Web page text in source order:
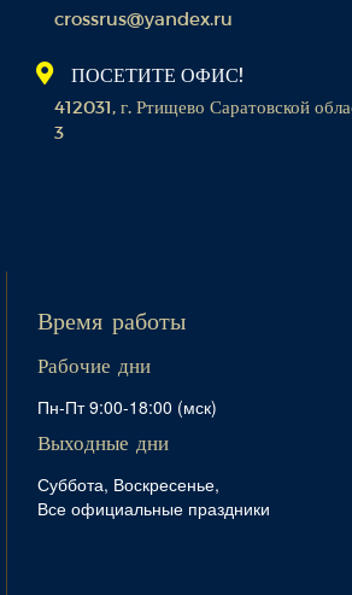
crossrus@yandex.ru
ПОСЕТИТЕ ОФИС!
412031, г. Ртищево Саратовской
3
Время работы
Рабочие дни
Пн-Пт 9:00-18:00 (мск)
Выходные дни
Суббота, Воскресенье,
Все официальные праздники